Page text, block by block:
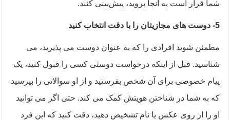
شما قرار است به آنجا بروید، پیش‌بینی کنند.
5- دوست های مجازیتان را با دقت انتخاب کنید
مطمئن شوید افرادی را که به عنوان دوست می پذیرید، می
شناسید. قبل از اینکه درخواست دوستی کسی را قبول کنید، یک
پیام خصوصی برای آن شخص بفرستید و از او سوالاتی را بپرسید
که به شما در شناختن هویتش کمک می کند. حتی اگر می توانید
او را از روی عکس یا نام تشخیص دهید، دقت کنید که این فرد